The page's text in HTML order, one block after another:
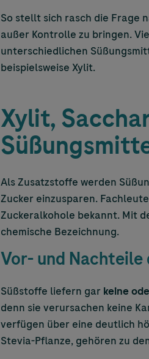
So stellt sich rasch die Frage
außer Kontrolle zu bringen.
unterschiedlichen
beispielsweise Xylit.
Xylit,
Als Zusatzstoffe werden
Zucker einzusparen.
Zuckeralkohole bekannt. Mit
chemische Bezeichnung.
Vor- und
Süßstoffe liefern gar keine
denn sie verursachen keine
verfügen über eine deutlich
Stevia-Pflanze, gehören zu